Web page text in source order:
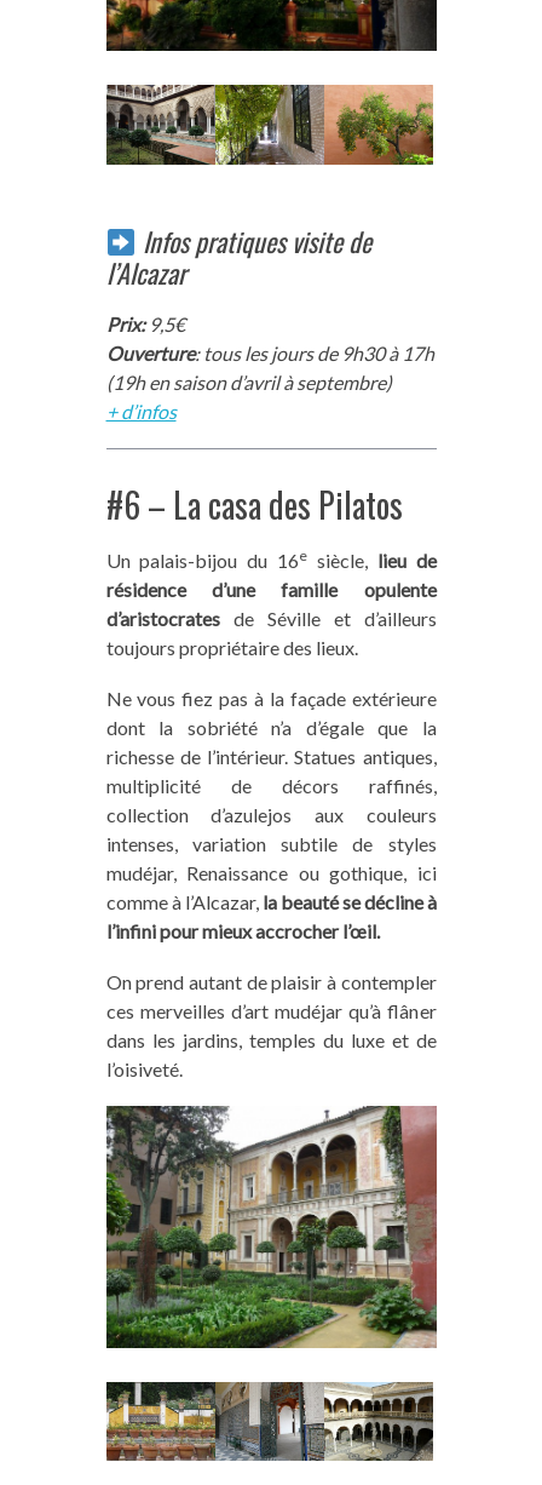
Infospratiques visite de
l’Alcazar
Prix:9,5€
Ouverture: tous les jours de 9h30 à 17h
(19h en saison d’avril à septembre)
+ d’infos
#6 – La casa des Pilatos
Un palais-bijou du 16e siècle,lieu de
résidence d’une famille opulente
d’aristocratesde Séville et d’ailleurs
toujours propriétaire des lieux.
Ne vous fiez pas à la façade extérieure
dont la sobriété n’a d’égale que la
richesse de l’intérieur. Statues antiques,
multiplicité de décors raffinés,
collection d’azulejos aux couleurs
intenses, variation subtile de styles
mudéjar, Renaissance ou gothique, ici
comme à l’Alcazar,la beauté se décline à
l’infini pour mieux accrocher l’œil.
On prend autant de plaisir à contempler
ces merveilles d’art mudéjar qu’à flâner
dans les jardins, temples du luxe et de
l’oisiveté.